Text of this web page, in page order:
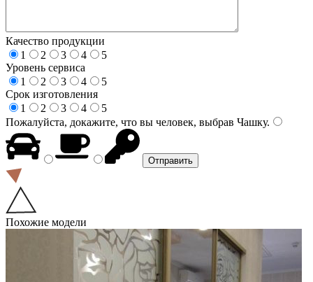
Качество продукции
1
2 3 4
5
Уровень сервиса
1
2 3 4
5
Срок изготовления
1
2 3 4
5
Пожалуйста, докажите, что вы человек, выбрав Чашку.
Похожие модели